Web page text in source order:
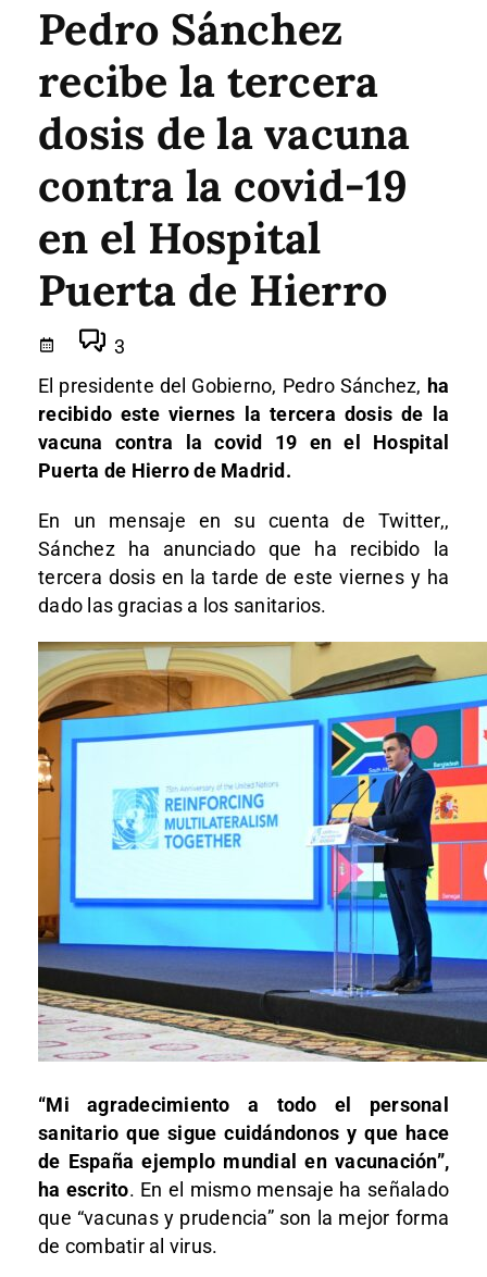
Pedro Sánchez
recibe la tercera
dosis de la vacuna
contra la covid-19
en el Hospital
Puerta de Hierro
3
El presidente del Gobierno, Pedro Sánchez, ha
recibido este viernes la tercera dosis de la
vacuna contra la covid 19 en el Hospital
Puerta de Hierro de Madrid.
En un mensaje en su cuenta de Twitter,,
Sánchez ha anunciado que ha recibido la
tercera dosis en la tarde de este viernes y ha
dado las gracias a los sanitarios.
“Mi agradecimiento a todo el personal
sanitario que sigue cuidándonos y que hace
de España ejemplo mundial en vacunación”,
ha escrito. En el mismo mensaje ha señalado
que “vacunas y prudencia” son la mejor forma
de combatir al virus.